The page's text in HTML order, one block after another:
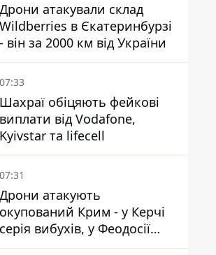
Дрони атакували склад
Wildberries в Єкатеринбурзі
- він за 2000 км від України
07:33
Шахраї обіцяють фейкові
виплати від Vodafone,
Kyivstar та lifecell
07:31
Дрони атакують
окупований Крим - у Керчі
серія вибухів, у Феодосії
пожежа